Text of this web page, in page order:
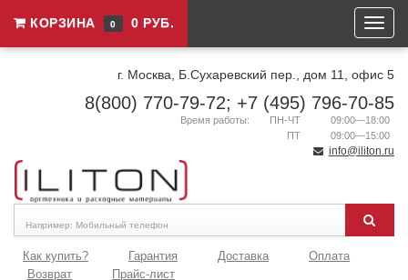
КОРЗИНА 0 0 РУБ.
г. Москва, Б.Сухаревский пер., дом 11, офис 5
8(800) 770-79-72; +7 (495) 796-70-85
Время работы: ПН-ЧТ
09:00—18:00
ПТ
09:00—15:00
info@iliton.ru
Как купить? Гарантия Доставка
Оплата
Возврат
Прайс-лист